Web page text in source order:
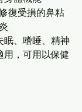
復受損的鼻粘
眠、嗜睡、精神
用，可用以保健